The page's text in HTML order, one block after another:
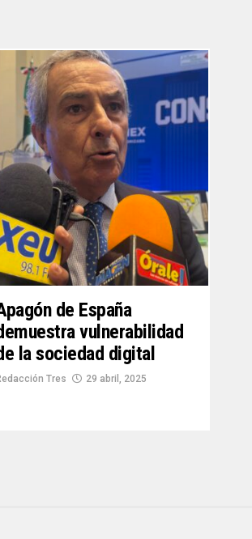
de España
vulnerabilidad
la sociedad digital
Tres 29 abril, 2025